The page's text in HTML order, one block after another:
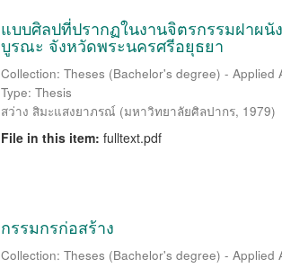
แบบศิลปที่ปรากฏในงานจิตรกรรมฝาผ
บูรณะ จังหวัดพระนครศรีอยุธยา
Collection: Theses (Bachelor's degree) -
Type: Thesis
สว่าง สิมะแสงยาภรณ์ (มหาวิทยาลัยศิลปากร, 1979)
File in this item: fulltext.pdf
กรรมกรก่อสร้าง
Collection: Theses (Bachelor's degree) -